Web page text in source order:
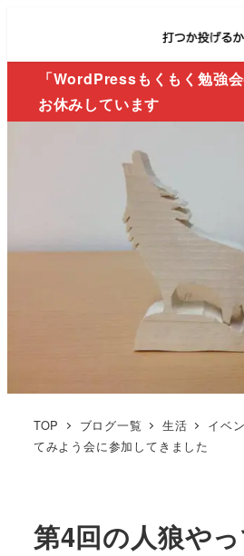
「WordPressもくもく勉強
お休みしています
TOP ブログ一覧 生活 イベ
てみよう会に参加してきました
第4回の人狼や